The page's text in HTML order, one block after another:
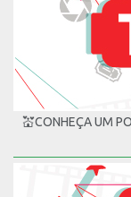
💒CONHEÇA UM